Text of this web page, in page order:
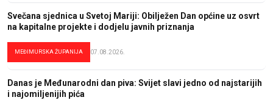
Svečana sjednica u Svetoj Mariji: Obilježen Dan općine uz osvrt
na kapitalne projekte i dodjelu javnih priznanja
MEĐIMURSKA ŽUPANIJA 07.08.2026.
Danas je Međunarodni dan piva: Svijet slavi jedno od najstarijih
i najomiljenijih pića